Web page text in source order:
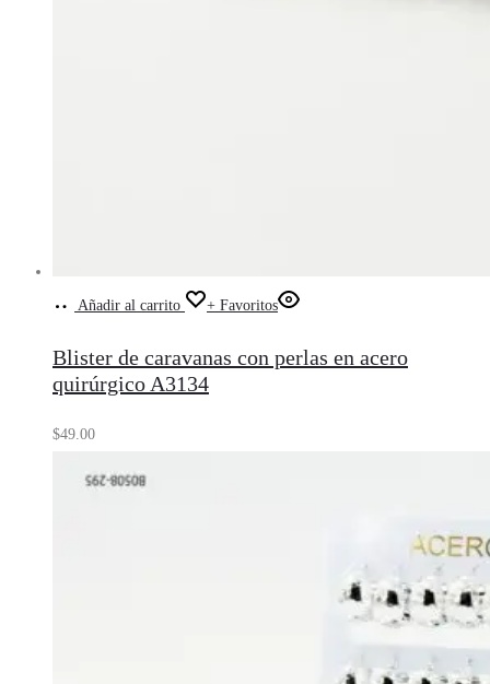
Añadir al carrito + Favoritos
Blister de caravanas con perlas en acero
quirúrgico A3134
$49.00